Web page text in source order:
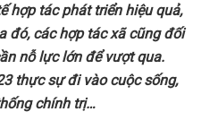
hợp tác phát triển hiệu quả,
đó, các hợp tác xã cũng đối
nỗ lực lớn để vượt qua.
thực sự đi vào cuộc sống,
chính trị…